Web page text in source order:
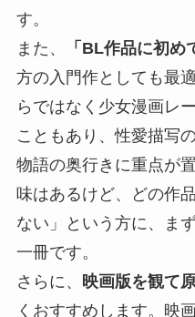
す。
また、
「BL作品に初め
方の入門作としても最
らではなく少女漫画レ
こともあり、性愛描写
物語の奥行きに重点が
味はあるけど、どの作
ない」という方に、ま
一冊です。
さらに、
映画版を観て
くおすすめします。映